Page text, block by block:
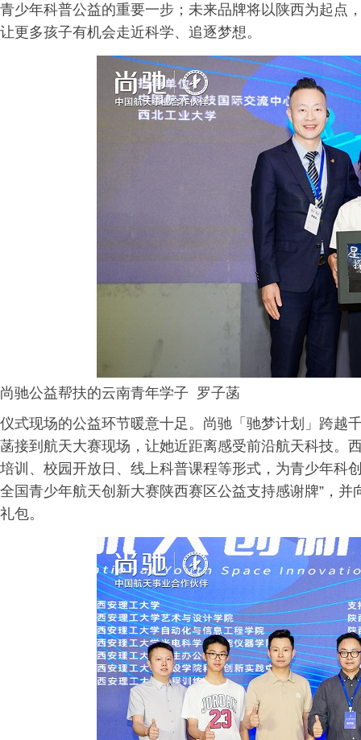
青少年科普公益的重要一步；未来品牌将以陕西为起点
让更多孩子有机会走近科学、追逐梦想。
尚驰公益帮扶的云南青年学子 罗子菡
仪式现场的公益环节暖意十足。尚驰「驰梦计划」跨越
菡接到航天大赛现场，让她近距离感受前沿航天科技。
培训、校园开放日、线上科普课程等形式，为青少年科
全国青少年航天创新大赛陕西赛区公益支持感谢牌”，
礼包。